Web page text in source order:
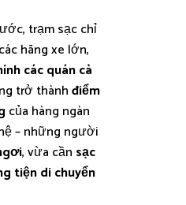
trạm sạc chỉ
hãng xe lớn,
các quán cà
trở thànhđiểm
của hàng ngàn
– những người
, vừa cần sạc
tiện di chuyển